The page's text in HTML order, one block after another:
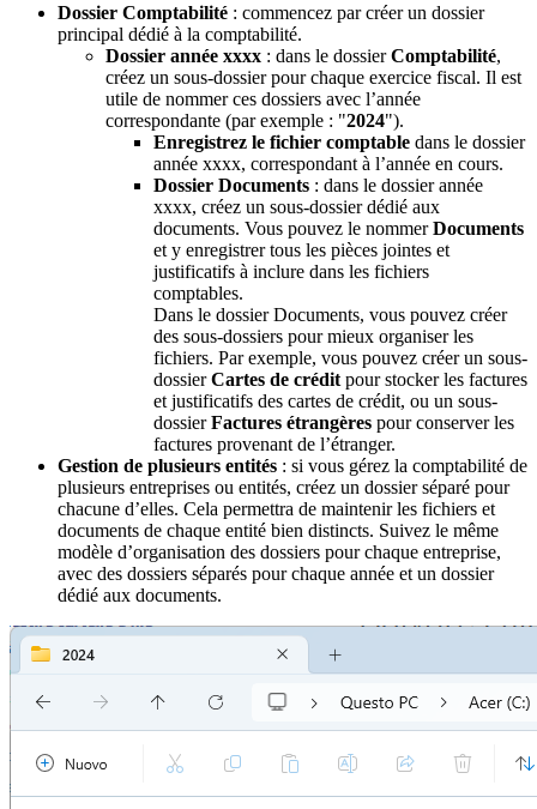
Dossier Comptabilité : commencez par créer un dossier
principal dédié à la comptabilité.
Dossier année xxxx : dans le dossierComptabilité,
créez un sous-dossier pour chaque exercice fiscal. Il est
utile de nommer ces dossiers avec l’année
correspondante (par exemple : "2024").
Enregistrez le fichier comptable dans le dossier
année xxxx, correspondant à l’année en cours.
Dossier Documents : dans le dossier année
xxxx, créez un sous-dossier dédié aux
documents. Vous pouvez le nommerDocuments
et y enregistrer tous les pièces jointes et
justificatifs à inclure dans les fichiers
comptables.
Dans le dossier Documents, vous pouvez créer
des sous-dossiers pour mieux organiser les
fichiers. Par exemple, vous pouvez créer un sous-
dossierCartes de crédit pour stocker les factures
et justificatifs des cartes de crédit, ou un sous-
dossierFactures étrangères pour conserver les
factures provenant de l’étranger.
Gestion de plusieurs entités : si vous gérez la comptabilité de
plusieurs entreprises ou entités, créez un dossier séparé pour
chacune d’elles. Cela permettra de maintenir les fichiers et
documents de chaque entité bien distincts. Suivez le même
modèle d’organisation des dossiers pour chaque entreprise,
avec des dossiers séparés pour chaque année et un dossier
dédié aux documents.